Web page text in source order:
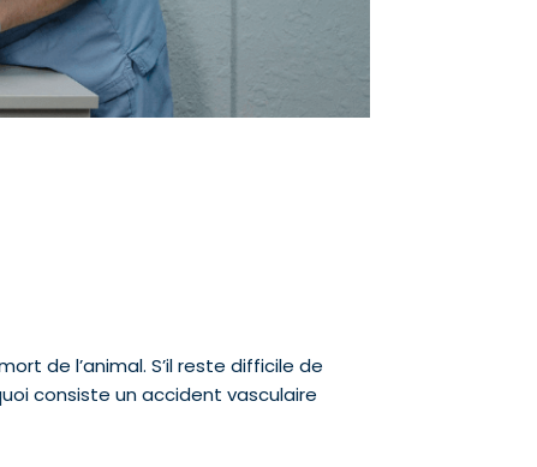
de l’animal. S’il reste difficile de
consiste un accident vasculaire